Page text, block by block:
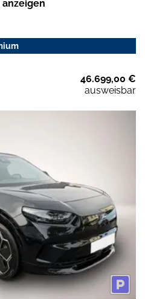
anzeigen
46.699,00 €
ausweisbar